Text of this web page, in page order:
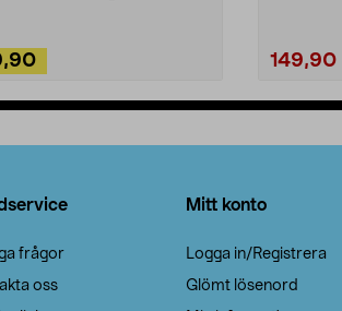
149,90
frågor
oss
Mitt konto
Logga in/Registrera
Glömt lösenord